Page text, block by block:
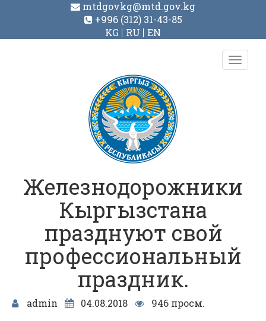
mtdgovkg@mtd.gov.kg
+996 (312) 31-43-85
KG
RU EN
Toggle
Железнодорожники
Кыргызстана
празднуют свой
профессиональный
праздник.
admin 04.08.2018
946 просм.